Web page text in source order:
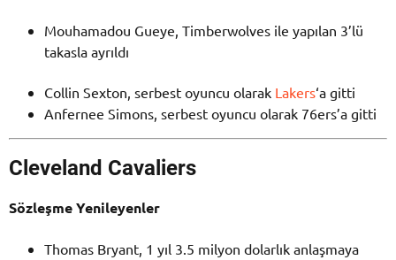
Mouhamadou Gueye, Timberwolves ile yapılan 3’lü
takasla ayrıldı
Collin Sexton, serbest oyuncu olarak Lakers‘a gitti
Anfernee Simons, serbest oyuncu olarak 76ers’a gitti
Cleveland Cavaliers
Sözleşme Yenileyenler
Thomas Bryant, 1 yıl 3.5 milyon dolarlık anlaşmaya